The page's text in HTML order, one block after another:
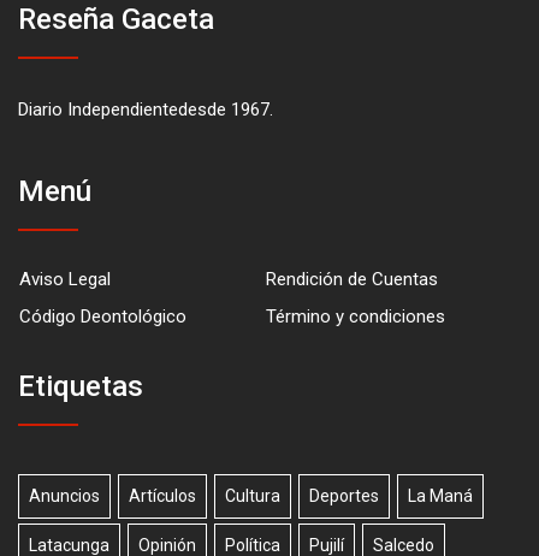
Reseña Gaceta
Diario Independientedesde 1967.
Menú
Aviso Legal
Rendición de Cuentas
Código Deontológico
Término y condiciones
Etiquetas
Anuncios Artículos Cultura Deportes La Maná
Latacunga Opinión Política Pujilí Salcedo